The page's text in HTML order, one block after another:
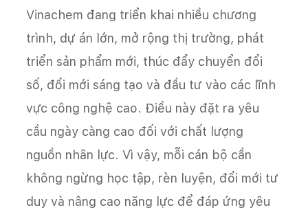
Vinachem đang triển khai nhiều chương
trình, dự án lớn, mở rộng thị trường, phát
triển sản phẩm mới, thúc đẩy chuyển đổi
số, đổi mới sáng tạo và đầu tư vào các lĩnh
vực công nghệ cao. Điều này đặt ra yêu
cầu ngày càng cao đối với chất lượng
nguồn nhân lực. Vì vậy, mỗi cán bộ cần
không ngừng học tập, rèn luyện, đổi mới tư
duy và nâng cao năng lực để đáp ứng yêu